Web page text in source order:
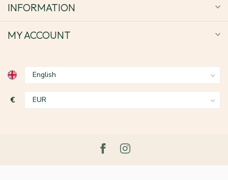
INFORMATION
MY ACCOUNT
€